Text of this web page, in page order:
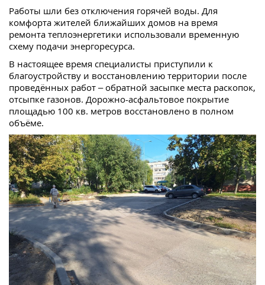
Работы шли без отключения горячей воды. Для
комфорта жителей ближайших домов на время
ремонта теплоэнергетики использовали временную
схему подачи энергоресурса.
В настоящее время специалисты приступили к
благоустройству и восстановлению территории после
проведённых работ – обратной засыпке места раскопок,
отсыпке газонов. Дорожно-асфальтовое покрытие
площадью 100 кв. метров восстановлено в полном
объёме.